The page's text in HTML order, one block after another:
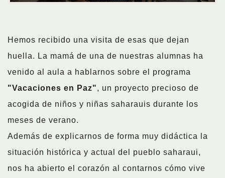
Hemos recibido una visita de esas que dejan
huella. La mamá de una de nuestras alumnas ha
venido al aula a hablarnos sobre el programa
"Vacaciones en Paz", un proyecto precioso de
acogida de niños y niñas saharauis durante los
meses de verano.
Además de explicarnos de forma muy didáctica la
situación histórica y actual del pueblo saharaui,
nos ha abierto el corazón al contarnos cómo vive